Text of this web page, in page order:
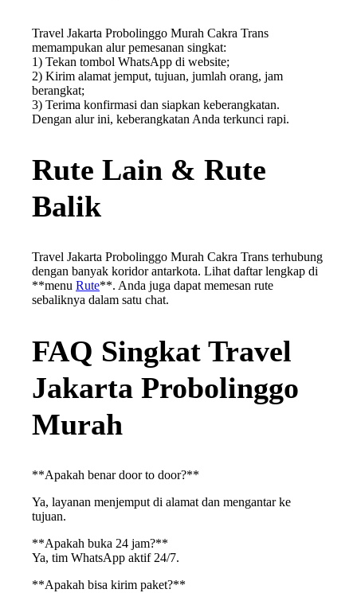
Travel Jakarta Probolinggo Murah Cakra Trans
memampukan alur pemesanan singkat:
1) Tekan tombol WhatsApp di website;
2) Kirim alamat jemput, tujuan, jumlah orang, jam
berangkat;
3) Terima konfirmasi dan siapkan keberangkatan.
Dengan alur ini, keberangkatan Anda terkunci rapi.
Rute Lain & Rute
Balik
Travel Jakarta Probolinggo Murah Cakra Trans terhubung
dengan banyak koridor antarkota. Lihat daftar lengkap di
**menu Rute**. Anda juga dapat memesan rute
sebaliknya dalam satu chat.
FAQ Singkat Travel
Jakarta Probolinggo
Murah
**Apakah benar door to door?**
Ya, layanan menjemput di alamat dan mengantar ke
tujuan.
**Apakah buka 24 jam?**
Ya, tim WhatsApp aktif 24/7.
**Apakah bisa kirim paket?**